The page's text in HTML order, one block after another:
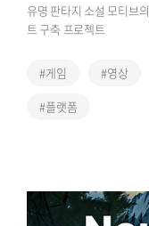
유명 판타지 소설 모티브
트 구축 프로젝트
#게임 #영상
#플랫폼